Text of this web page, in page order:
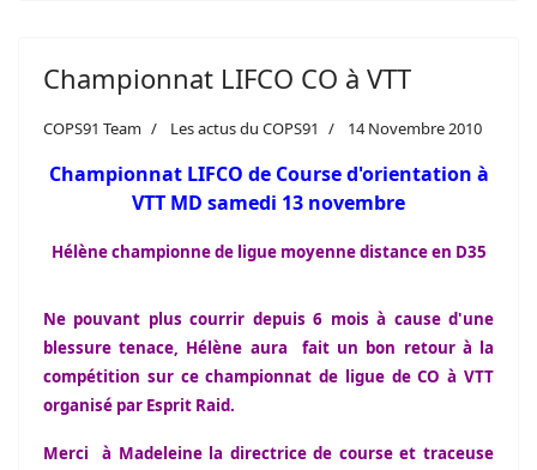
Championnat LIFCO CO à VTT
COPS91 Team Les actus du COPS91 14 Novembre 2010
Championnat LIFCO de Course d'orientation à
VTT MD samedi 13 novembre
Hélène championne de ligue moyenne distance en D35
Ne pouvant plus courrir depuis 6 mois à cause d'une
blessure tenace, Hélène aura fait un bon retour à la
compétition sur ce championnat de ligue de CO à VTT
organisé par Esprit Raid.
Merci à Madeleine la directrice de course et traceuse